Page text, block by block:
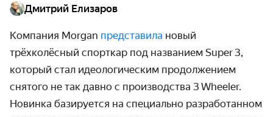
Дмитрий Елизаров
Компания Morgan представила новый
трёхколёсный спорткар под названием Super 3,
который стал идеологическим продолжением
снятого не так давно с производства 3 Wheeler.
Новинка базируется на специально разработанном